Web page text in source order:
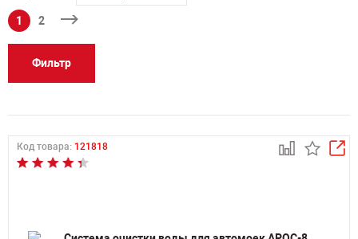
1 2
Фильтр
Код товара: 121818